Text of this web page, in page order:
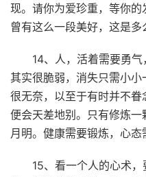
现。请你为爱珍重，等你
曾有这么一段美好，这是多
14、人，活着需要勇
其实很脆弱，消失只需小
很无奈，以至于有时并不
便会天差地别。只有修炼
月明。健康需要锻炼，心态
15、看一个人的心术